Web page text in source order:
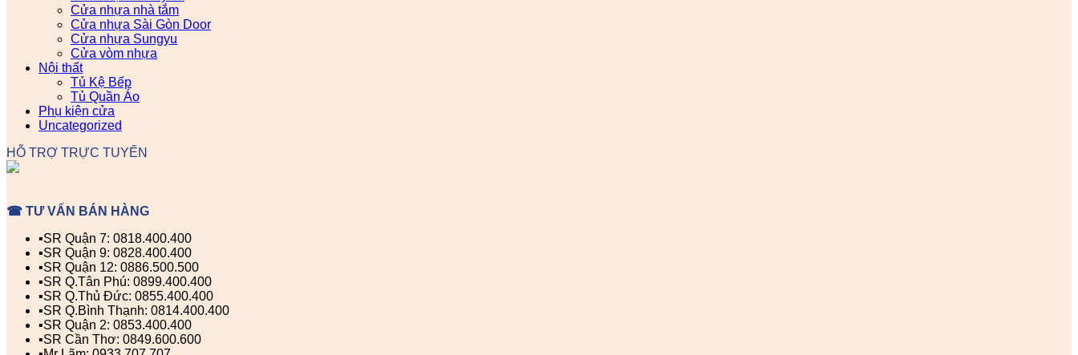
Cửa nhựa nhà tắm
Cửa nhựa Sài Gòn Door
Cửa nhựa Sungyu
Cửa vòm nhựa
Nội thất
Tủ Kệ Bếp
Tủ Quần Áo
Phụ kiện cửa
Uncategorized
HỖ TRỢ TRỰC TUYẾN
☎ TƯ VẤN BÁN HÀNG
▪️SR Quận 7: 0818.400.400
▪️SR Quận 9: 0828.400.400
▪️SR Quận 12: 0886.500.500
▪️SR Q.Tân Phú: 0899.400.400
▪️SR Q.Thủ Đức: 0855.400.400
▪️SR Q.Bình Thạnh: 0814.400.400
▪️SR Quận 2: 0853.400.400
▪️SR Cần Thơ: 0849.600.600